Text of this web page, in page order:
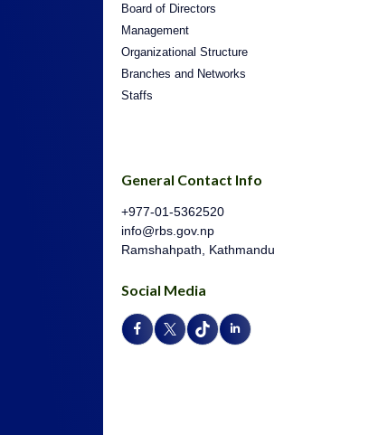
Board of Directors
Management
Organizational Structure
Branches and Networks
Staffs
General Contact Info
+977-01-5362520
info@rbs.gov.np
Ramshahpath, Kathmandu
Social Media